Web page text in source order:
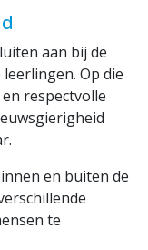
aan bij de
Op die
respectvolle
en buiten de
te